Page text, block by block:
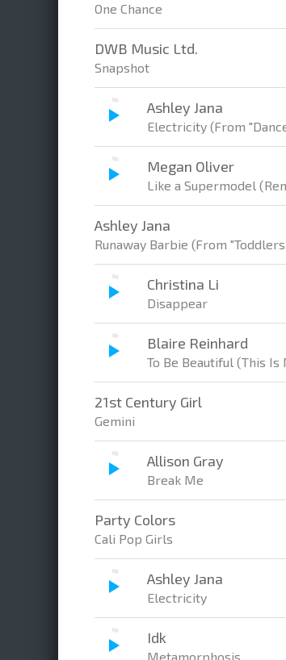
One Chance
DWB Music Ltd.
Snapshot
Ashley Jana
Electricity (From
Megan Oliver
Like a Supermodel
Ashley Jana
Runaway Barbie (From
Christina Li
Disappear
Blaire Reinhard
To Be Beautiful (This Is
21st Century Girl
Gemini
Allison Gray
Break Me
Party Colors
Cali Pop Girls
Ashley Jana
Electricity
Idk
Metamorphosis